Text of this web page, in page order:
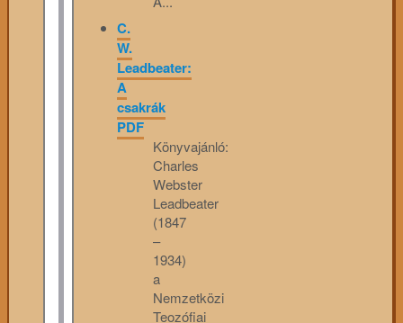
C.
W.
Leadbeater:
A
csakrák
PDF
Könyvajánló:
Charles
Webster
Leadbeater
(1847
–
1934)
a
Nemzetközi
Teozófiai